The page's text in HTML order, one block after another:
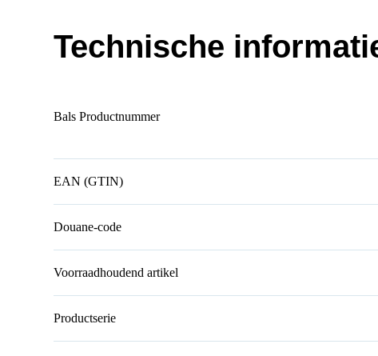
Technische
Bals Productnummer
EAN (GTIN)
Douane-code
Voorraadhoudend artikel
Productserie